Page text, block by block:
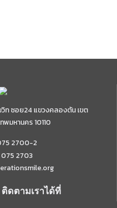
ท ซอย24 แขวงคลองตัน เขต
พมหานคร 10110
2700-2
2703
ติดตามเราได้ที่